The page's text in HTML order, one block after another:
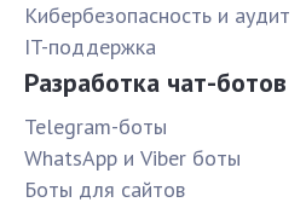
Кибербезопасность и аудит
IT-поддержка
Разработка чат-ботов
Telegram-боты
WhatsApp и Viber боты
Боты для сайтов